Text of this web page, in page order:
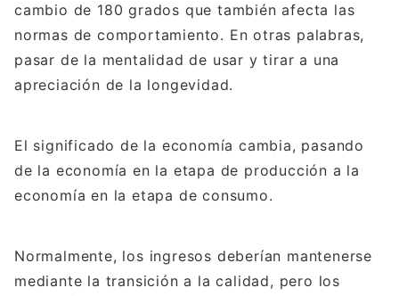
cambio de 180 grados que también afecta las
normas de comportamiento. En otras palabras,
pasar de la mentalidad de usar y tirar a una
apreciación de la longevidad.
El significado de la economía cambia, pasando
de la economía en la etapa de producción a la
economía en la etapa de consumo.
Normalmente, los ingresos deberían mantenerse
mediante la transición a la calidad, pero los